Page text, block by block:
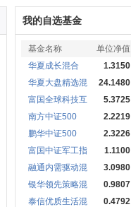
我的自选基金
基金名称 单位净值
华夏成长混合
1.3150
华夏大盘精选混
24.1480
富国全球科技互
5.3725
南方中证500
2.2219
鹏华中证500
2.3226
富国中证军工指
1.1100
融通内需驱动混
3.0980
银华领先策略混
0.9807
泰信优质生活混
0.4792